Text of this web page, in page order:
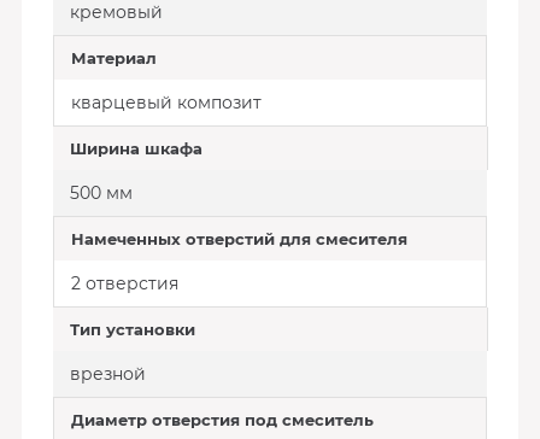
кремовый
Материал
кварцевый композит
Ширина шкафа
500 мм
Намеченных отверстий для смесителя
2 отверстия
Тип установки
врезной
Диаметр отверстия под смеситель